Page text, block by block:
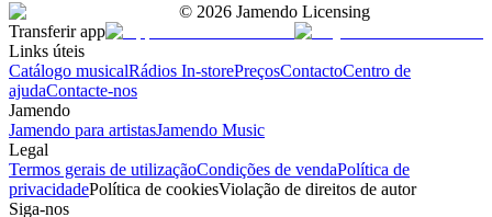
© 2026 Jamendo Licensing
Transferir app
Links úteis
Catálogo musicalRádios In-storePreçosContactoCentro de
ajudaContacte-nos
Jamendo
Jamendo para artistasJamendo Music
Legal
Termos gerais de utilizaçãoCondições de vendaPolítica de
privacidadePolítica de cookiesViolação de direitos de autor
Siga-nos